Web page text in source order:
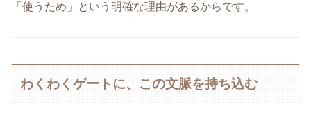
「使うため」という明確な理由があるからです。
わくわくゲートに、この文脈を持ち込む